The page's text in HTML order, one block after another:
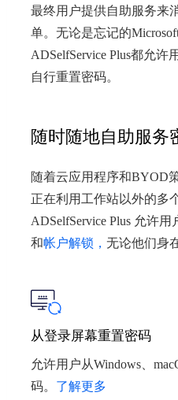
最终用户提供自助服务来
单。无论是忘记的
ADSelfService Plus都允
自行重置密码。
随时随地自助服务
随着云应用程序和BYOD
正在利用工作站以外的多
ADSelfService Plus 允许
和帐户解锁， 无论他们身
从登录屏幕重置密码
允许用户从Windows、
码。 了解更多